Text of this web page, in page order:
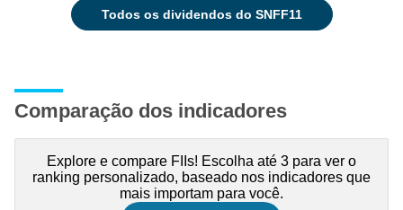
todos os dividendos do SNFF11
Comparação dos indicadores
Explore e compare FIIs! Escolha até 3 para ver o
ranking personalizado, baseado nos indicadores que
mais importam para você.